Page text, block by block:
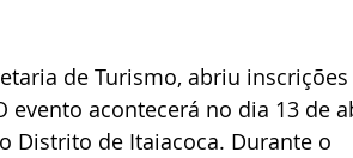
de Turismo, abriu
evento acontecerá no dia 13 de
Distrito de Itaiacoca. Durante o